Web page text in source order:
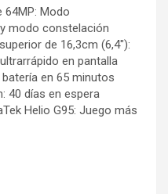
64MP: Modo
modo constelación
de 16,3cm (6,4"):
en pantalla
batería en 65 minutos
40 días en espera
Helio G95: Juego más